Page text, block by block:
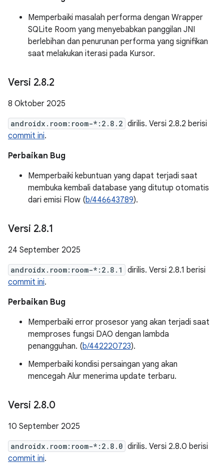
Memperbaiki masalah performa dengan Wrapper
SQLite Room yang menyebabkan panggilan JNI
berlebihan dan penurunan performa yang signifikan
saat melakukan iterasi pada Kursor.
Versi 2.8.2
8 Oktober 2025
androidx.room:room-*:2.8.2 dirilis. Versi 2.8.2 berisi
commit ini.
Perbaikan Bug
Memperbaiki kebuntuan yang dapat terjadi saat
membuka kembali database yang ditutup otomatis
dari emisi Flow (b/446643789).
Versi 2.8.1
24 September 2025
androidx.room:room-*:2.8.1
dirilis. Versi 2.8.1 berisi
commit ini.
Perbaikan Bug
Memperbaiki error prosesor yang akan terjadi saat
memproses fungsi DAO dengan lambda
penangguhan. (b/442220723).
Memperbaiki kondisi persaingan yang akan
mencegah Alur menerima update terbaru.
Versi 2.8.0
10 September 2025
androidx.room:room-*:2.8.0 dirilis. Versi 2.8.0 berisi
commit ini.